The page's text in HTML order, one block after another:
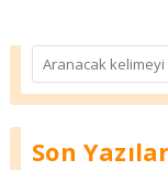
Son Yazılar